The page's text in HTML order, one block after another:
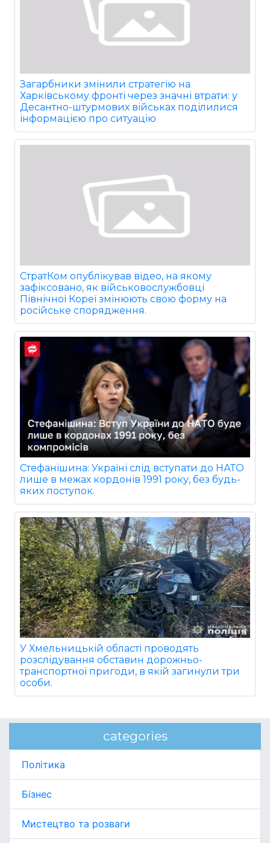
Загарбники змінили стратегію на
Харківському фронті через значні втрати: у
Десантно-штурмових військах поділилися
інформацією про ситуацію
СтратКом опублікував відео, на якому
зафіксовано, як військовослужбовці
Північної Кореї змінюють свою форму на
російське спорядження.
Стефанішина: Україні слід вступати до НАТО
лише в межах кордонів 1991 року, без будь-
яких поступок.
У Хмельницькій області проводять
розслідування обставин дорожньо-
транспортної пригоди, в якій загинули три
особи.
categories
Політика
Бізнес
Мистецтво та розваги